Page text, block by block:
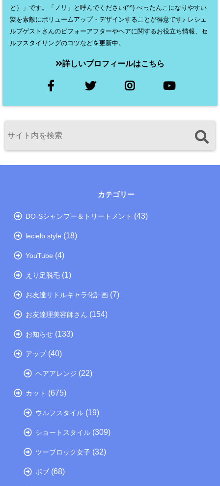
と）」です。「ノリ」と呼んでください(^^) ぺったんこになりやすい
髪を素敵にボリュームアップ・デザインすることが得意です♪ レシェ
ルブゲストさんのビフォーアフターやヘアに関するお役立ち情報、セ
ルフスタイリングのコツなどを更新中。
詳しいプロフィールはこちら
カテゴリー
DO-Sシャンプー＆トリートメント (43)
lecielb style (18)
YouTube (4)
えり足脱毛 (1)
お友達リトルキャラ化計画 (7)
お友達理美容師さん (154)
お知らせ (133)
アップ(40)
ヘアアレンジ (22)
カット (675)
ウルフスタイル (19)
ショートスタイル (309)
ツーブロック女子 (32)
ボブ (68)